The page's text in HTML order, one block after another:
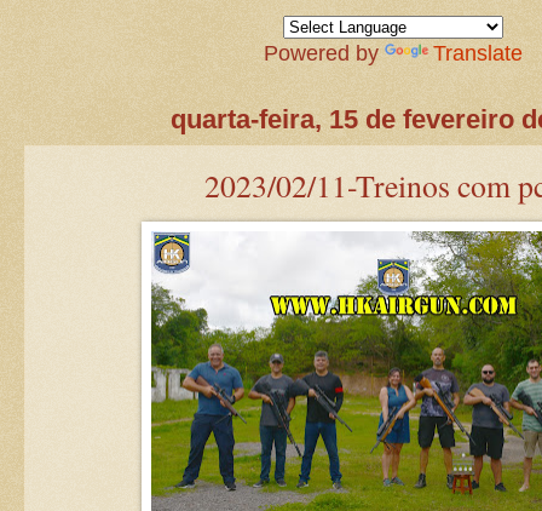
Powered by Translate
quarta-feira, 15 de fevereiro
2023/02/11-Treinos com